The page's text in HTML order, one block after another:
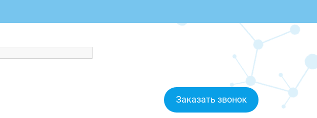
Заказать звонок